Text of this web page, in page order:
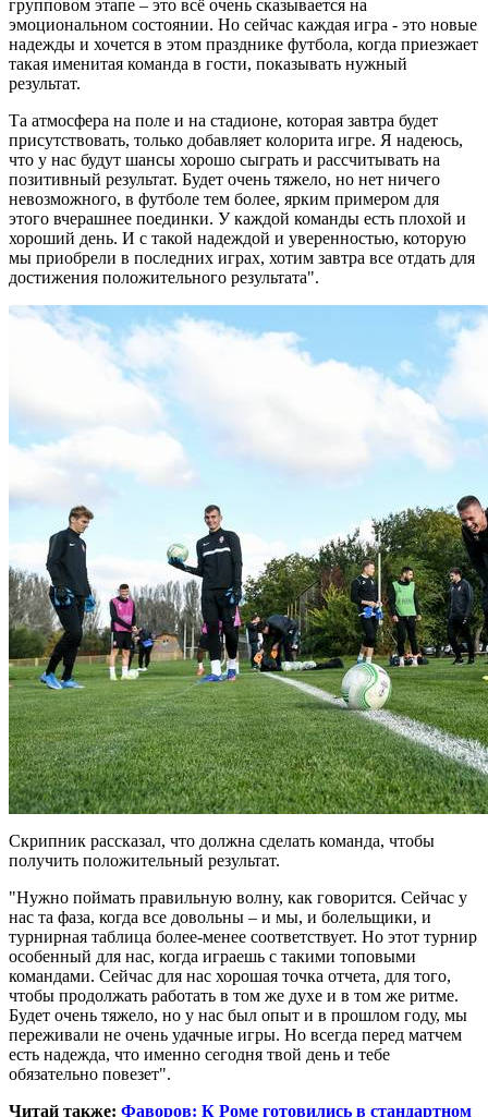
групповом этапе – это всё очень сказывается на
эмоциональном состоянии. Но сейчас каждая игра - это новые
надежды и хочется в этом празднике футбола, когда приезжает
такая именитая команда в гости, показывать нужный
результат.
Та атмосфера на поле и на стадионе, которая завтра будет
присутствовать, только добавляет колорита игре. Я надеюсь,
что у нас будут шансы хорошо сыграть и рассчитывать на
позитивный результат. Будет очень тяжело, но нет ничего
невозможного, в футболе тем более, ярким примером для
этого вчерашнее поединки. У каждой команды есть плохой и
хороший день. И с такой надеждой и уверенностью, которую
мы приобрели в последних играх, хотим завтра все отдать для
достижения положительного результата".
Скрипник рассказал, что должна сделать команда, чтобы
получить положительный результат.
"Нужно поймать правильную волну, как говорится. Сейчас у
нас та фаза, когда все довольны – и мы, и болельщики, и
турнирная таблица более-менее соответствует. Но этот турнир
особенный для нас, когда играешь с такими топовыми
командами. Сейчас для нас хорошая точка отчета, для того,
чтобы продолжать работать в том же духе и в том же ритме.
Будет очень тяжело, но у нас был опыт и в прошлом году, мы
переживали не очень удачные игры. Но всегда перед матчем
есть надежда, что именно сегодня твой день и тебе
обязательно повезет".
Читай также: Фаворов: К Роме готовились в стандартном